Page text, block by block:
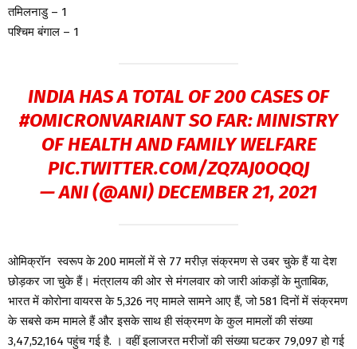
तमिलनाडु – 1
पश्चिम बंगाल – 1
INDIA HAS A TOTAL OF 200 CASES OF
#OMICRONVARIANTSO FAR: MINISTRY
OF HEALTH AND FAMILY WELFARE
PIC.TWITTER.COM/ZQ7AJ0OQQJ
— ANI (@ANI)DECEMBER 21, 2021
ओमिक्रॉन स्वरूप के 200 मामलों में से 77 मरीज़ संक्रमण से उबर चुके हैं या देश
छोड़कर जा चुके हैं। मंत्रालय की ओर से मंगलवार को जारी आंकड़ों के मुताबिक,
भारत में कोरोना वायरस के 5,326 नए मामले सामने आए हैं, जो 581 दिनों में संक्रमण
के सबसे कम मामले हैं और इसके साथ ही संक्रमण के कुल मामलों की संख्या
3,47,52,164 पहुंच गई है. । वहीं इलाजरत मरीजों की संख्या घटकर 79,097 हो गई